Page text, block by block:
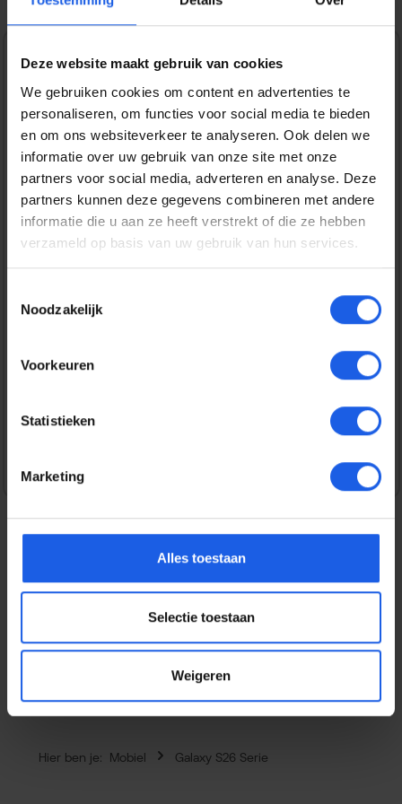
Deze website maakt gebruik van cookies
We gebruiken cookies om content en advertenties te
personaliseren, om functies voor social media te bieden
en om ons websiteverkeer te analyseren. Ook delen we
informatie over uw gebruik van onze site met onze
partners voor social media, adverteren en analyse. Deze
partners kunnen deze gegevens combineren met andere
informatie die u aan ze heeft verstrekt of die ze hebben
verzameld op basis van uw gebruik van hun services.
Noodzakelijk
Voorkeuren
Statistieken
Marketing
Alles toestaan
Selectie toestaan
Weigeren
1-2-3 deal
Normale prijs:
€ 49,99
Prijzen incl. BTW en excl. verzendkosten
Bestel nu
Samsung
Veilig en snel betalen
Bescherm je Samsung Galaxy S26 zonder het stijlvolle
design te verbergen met de Samsung Clear Magnet Case.
Deze transparante…Meer
Hier ben je: Mobiel Galaxy S26 Serie